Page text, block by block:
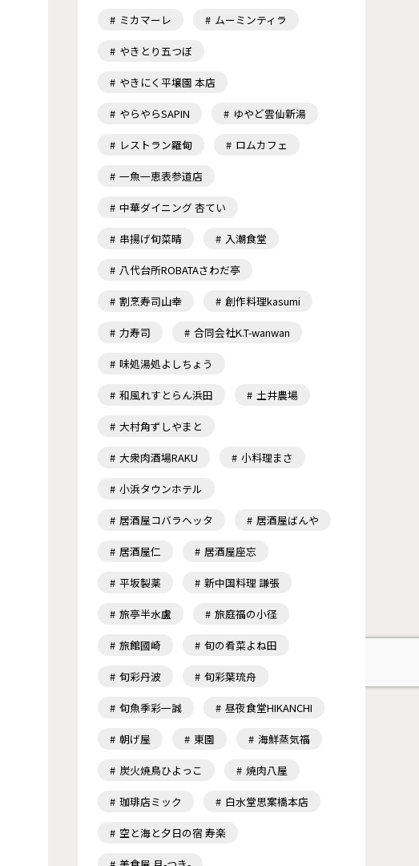
ミカマーレ ムーミンティラ
やきとり五つぼ
やきにく平壌園 本店
やらやらSAPIN ゆやど雲仙新湯
レストラン羅甸 ロムカフェ
一魚一恵表参道店
中華ダイニング 杏てい
串揚げ旬菜晴 入潮食堂
八代台所ROBATAさわだ亭
割烹寿司山幸 創作料理kasumi
力寿司 合同会社K.T-wanwan
味処湯処よしちょう
和風れすとらん浜田 土井農場
大村角ずしやまと
大衆肉酒場RAKU 小料理まさ
小浜タウンホテル
居酒屋コバラヘッタ 居酒屋ばんや
居酒屋仁 居酒屋座忘
平坂製薬 新中国料理 謙張
旅亭半水盧 旅庭福の小径
旅館國崎 旬の肴菜よね田
旬彩丹波 旬彩葉琉舟
旬魚季彩一誠 昼夜食堂HIKANCHI
朝げ屋 東園 海鮮蒸気福
炭火焼鳥ひよっこ 焼肉八屋
珈琲店ミック 白水堂思案橋本店
空と海と夕日の宿 寿楽